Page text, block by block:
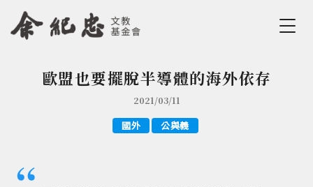
Jump to Navigation
Jump to Main content
您在這裡
歐盟也要擺脫半導體的海外依存
2021/03/11
國外 公與義